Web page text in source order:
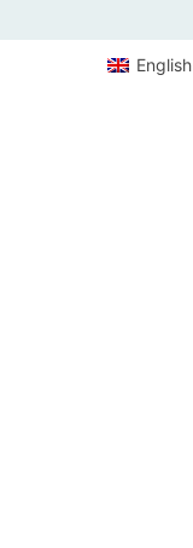
English